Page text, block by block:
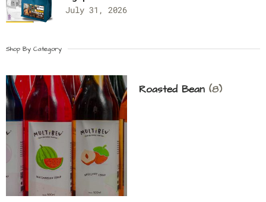
July 31, 2026
Shop By Category
Roasted Bean (8)